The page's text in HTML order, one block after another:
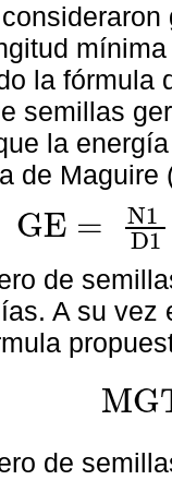
la fórmula
semillas
la
de Maguire
GE = N1
D1
GE= N1 D1 + N2-N1
de
A su
MGT=∑
de